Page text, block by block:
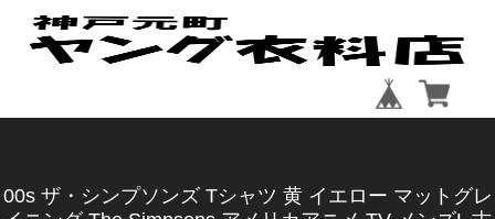
00s ザ・シンプソンズ Tシャツ 黄 イエロー マットグレ